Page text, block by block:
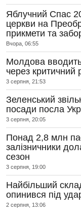
Яблучний Спас
церкви на
прикмети та
Вчора, 06:55
Молдова
через критичний
3 серпня, 21:53
Зеленський
посади посла
3 серпня, 20:05
Понад 2,8 млн
залізничники
сезон
3 серпня, 19:00
Найбільший
опинився під
2 серпня, 13:06